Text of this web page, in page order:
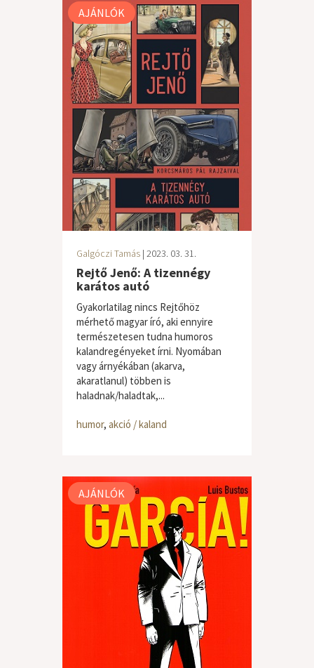
AJÁNLÓK
Galgóczi Tamás | 2023. 03. 31.
Rejtő Jenő: A tizennégy
karátos autó
Gyakorlatilag nincs Rejtőhöz
mérhető magyar író, aki ennyire
természetesen tudna humoros
kalandregényeket írni. Nyomában
vagy árnyékában (akarva,
akaratlanul) többen is
haladnak/haladtak,...
humor, akció / kaland
AJÁNLÓK